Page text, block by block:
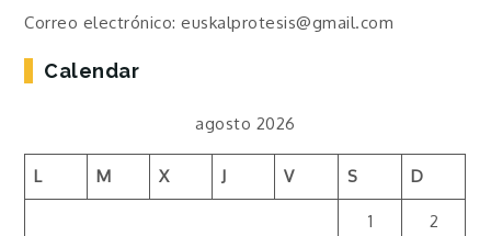
Correo electrónico: euskalprotesis@gmail.com
Calendar
agosto 2026
L M X J V S D
1 2